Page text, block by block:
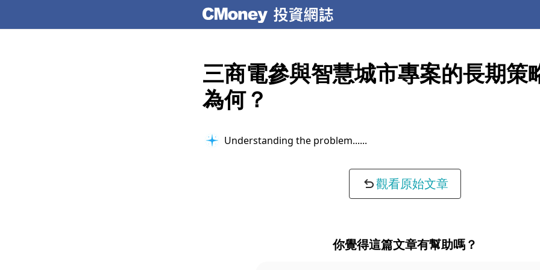
三商電參與智慧城市專案的長期策
為何？
Understanding the problem...
觀看原始文章
你覺得這篇文章有幫助嗎？